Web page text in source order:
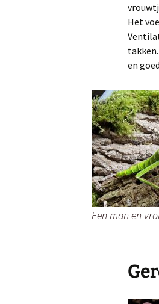
Het
en
Een man en